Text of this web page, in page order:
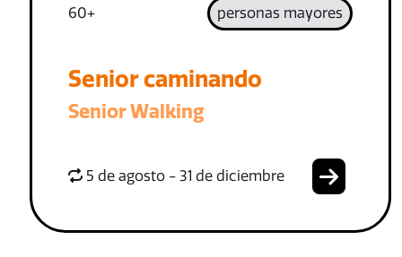
60+ personas mayores
Senior caminando
Senior Walking
5 de agosto - 31 de diciembre